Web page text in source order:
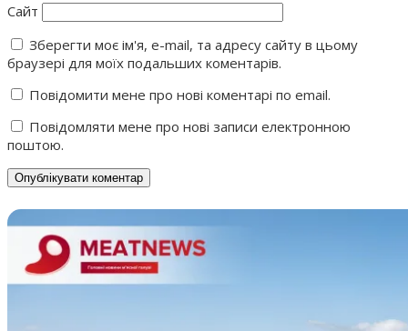
Сайт
Зберегти моє ім'я, e-mail, та адресу сайту в цьому
браузері для моїх подальших коментарів.
Повідомити мене про нові коментарі по email.
Повідомляти мене про нові записи електронною
поштою.